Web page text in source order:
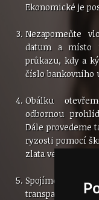
Ekonomické je
Nezapomeňte
datum a místo
průkazu, kdy a
číslo bankovního
Obálku
odbornou
Dále provedeme
ryzosti pomocí
zlata ve vaší
Spojíme se s
transparentně